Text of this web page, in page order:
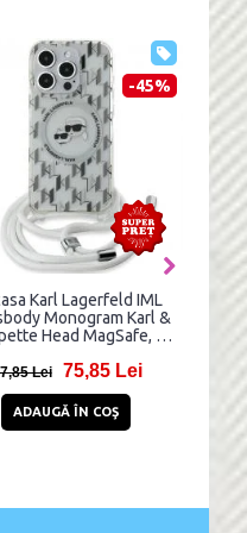
-46%
Carcasa Karl Lagerfeld Ring
Stand Choupette Head cu
MagSafe compatibila cu
139,94 Lei 74,94 Lei
ADAUGĂ ÎN COŞ